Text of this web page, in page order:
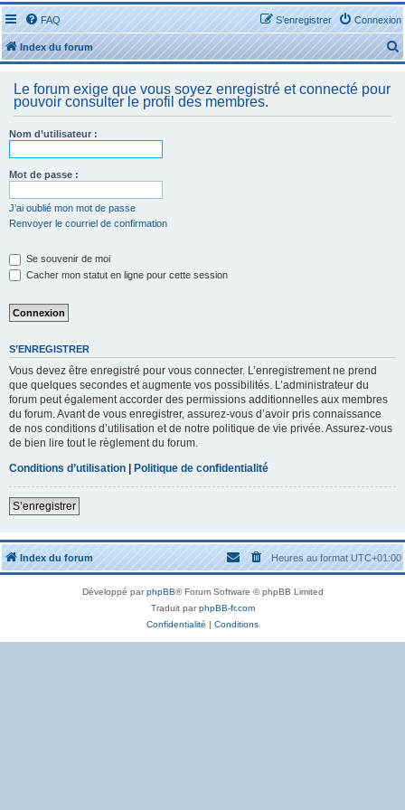
FAQ Connexion
S’enregistrer
Index du forum
e
Le forum exige que vous soyez enregistré et connecté pour
pouvoir consulter le profil des membres.
Nom d’utilisateur :
Mot de passe :
J’ai oublié mon mot de passe
Renvoyer le courriel de confirmation
Se souvenir de moi
Cacher mon statut en ligne pour cette session
S’ENREGISTRER
Vous devez être enregistré pour vous connecter. L’enregistrement ne prend
que quelques secondes et augmente vos possibilités. L’administrateur du
forum peut également accorder des permissions additionnelles aux membres
du forum. Avant de vous enregistrer, assurez-vous d’avoir pris connaissance
de nos conditions d’utilisation et de notre politique de vie privée. Assurez-vous
de bien lire tout le règlement du forum.
Conditions d’utilisation | Politique de confidentialité
S’enregistrer
Index du forum Heures au formatUTC+01:00
Développé parphpBB® Forum Software © phpBB Limited
Traduit parphpBB-fr.com
Confidentialité | Conditions